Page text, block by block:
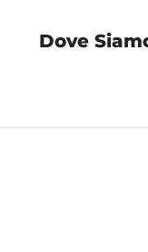
Dove